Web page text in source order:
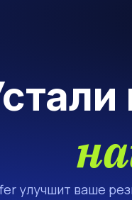
улучшит ваше